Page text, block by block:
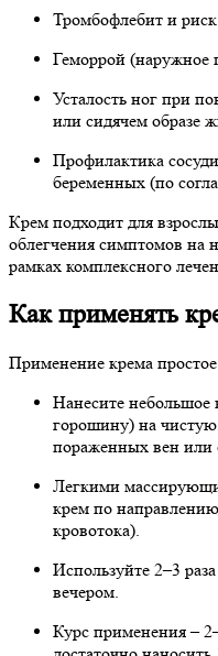
Тромбофлебит и
Геморрой (наружное
Усталость ног при
или сидячем образе
Профилактика
беременных (по
Крем подходит для
облегчения симптомов на
рамках комплексного
Как применять
Применение крема
Нанесите небольшое
горошину) на
пораженных вен или
Легкими
крем по
кровотока).
Используйте 2–3
вечером.
Курс применения –